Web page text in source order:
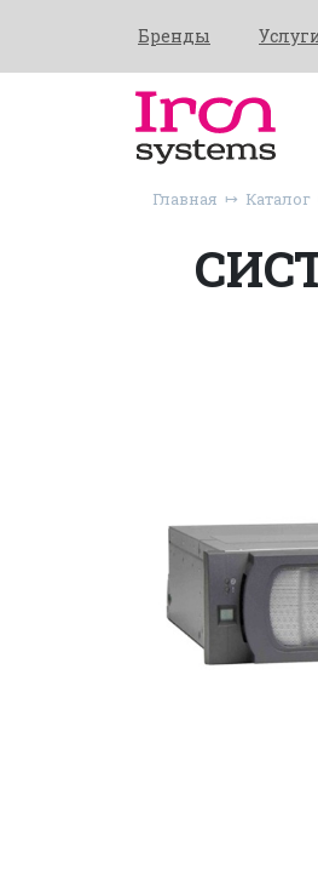
Бренды
Главная Каталог